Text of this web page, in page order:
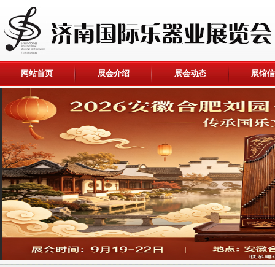
网站首页 展会介绍 展会动态 展馆